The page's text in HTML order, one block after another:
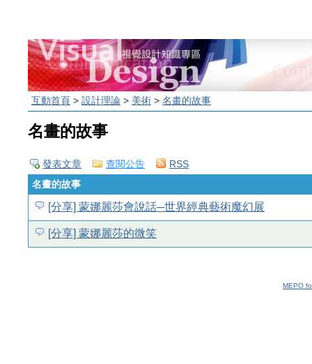
互動首頁 > 設計理論 > 美術 > 名畫的故事
名畫的故事
發表文章 查閱公告
RSS
名畫的故事
[分享] 蒙娜麗莎會說話─世界經典藝術魔幻展
[分享] 蒙娜麗莎的微笑
MEPO